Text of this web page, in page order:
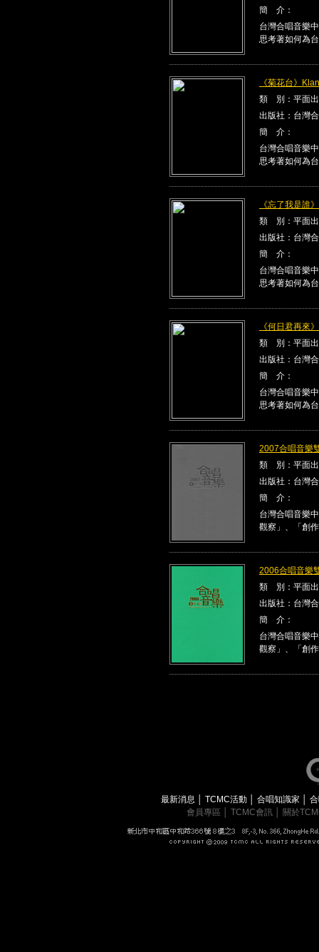
簡 介：
台灣合唱音樂
思考著如何為
《菊花台》
類 別：平面
出版社：台灣
簡 介：
台灣合唱音樂
思考著如何為
《忘了我是誰
類 別：平面
出版社：台灣
簡 介：
台灣合唱音樂
思考著如何為
《何日君再來
類 別：平面
出版社：台灣
簡 介：
台灣合唱音樂
思考著如何為
2007合唱音樂
類 別：平面
出版社：台灣
簡 介：
台灣合唱音樂
觀察」、「創
2006合唱音樂
類 別：平面
出版社：台灣
簡 介：
台灣合唱音樂
觀察」、「創
最新消息 TCMC活動 合唱知識家
會員專區
TCMC會訊 關於